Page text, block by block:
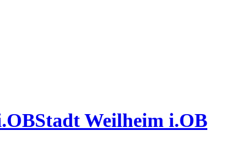
Stadt Weilheim i.OB